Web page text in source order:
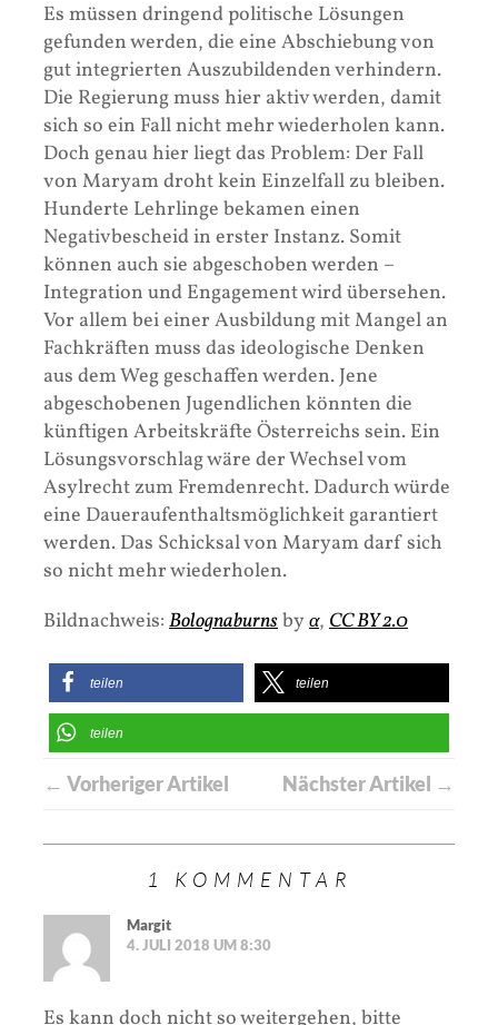
Es müssen dringend politische Lösungen
gefunden werden, die eine Abschiebung von
gut integrierten Auszubildenden verhindern.
Die Regierung muss hier aktiv werden, damit
sich so ein Fall nicht mehr wiederholen kann.
Doch genau hier liegt das Problem: Der Fall
von Maryam droht kein Einzelfall zu bleiben.
Hunderte Lehrlinge bekamen einen
Negativbescheid in erster Instanz. Somit
können auch sie abgeschoben werden –
Integration und Engagement wird übersehen.
Vor allem bei einer Ausbildung mit Mangel an
Fachkräften muss das ideologische Denken
aus dem Weg geschaffen werden. Jene
abgeschobenen Jugendlichen könnten die
künftigen Arbeitskräfte Österreichs sein. Ein
Lösungsvorschlag wäre der Wechsel vom
Asylrecht zum Fremdenrecht. Dadurch würde
eine Daueraufenthaltsmöglichkeit garantiert
werden. Das Schicksal von Maryam darf sich
so nicht mehr wiederholen.
Bildnachweis: Bolognaburnsbyα, CC BY 2.0
teilen teilen
teilen
← Vorheriger Artikel Nächster Artikel →
1 KOMMENTAR
Margit
4. JULI 2018 UM 8:30
Es kann doch nicht so weitergehen, bitte